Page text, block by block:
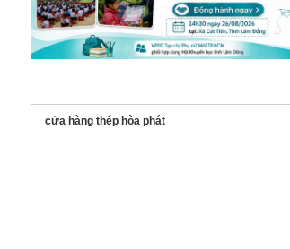
cửa hàng thép hòa phát